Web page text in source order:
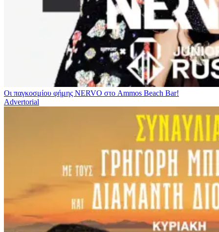
Οι παγκοσμίου φήμης NERVO στο Ammos Beach Bar!
Advertorial